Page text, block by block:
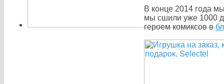
В конце 2014 года
мы сшили уже 1000
героем комиксов в